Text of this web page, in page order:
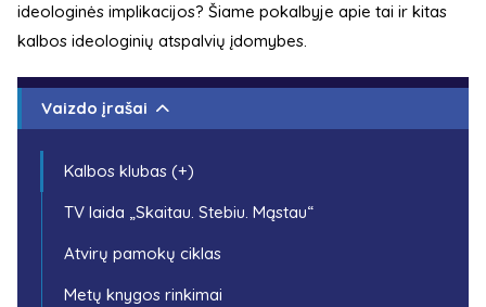
ideologinės implikacijos? Šiame pokalbyje apie tai ir kitas
kalbos ideologinių atspalvių įdomybes.
Vaizdo įrašai
Kalbos klubas (+)
TV laida „Skaitau. Stebiu. Mąstau“
Atvirų pamokų ciklas
Metų knygos rinkimai